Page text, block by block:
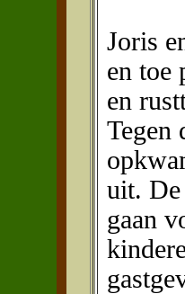
Joris
en toe
en
Tegen
uit. De
gaan